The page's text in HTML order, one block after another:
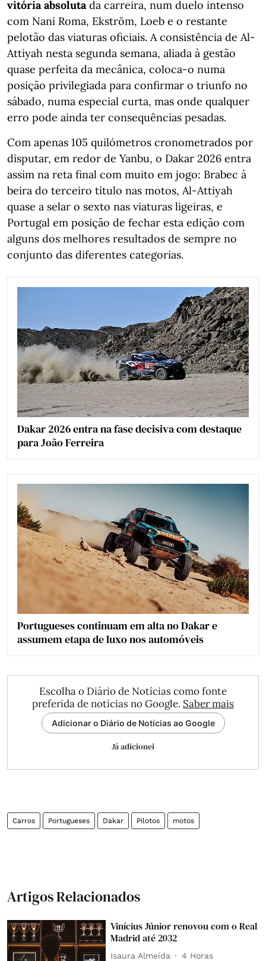
vitória absoluta da carreira, num duelo intenso
com Nani Roma, Ekström, Loeb e o restante
pelotão das viaturas oficiais. A consistência de Al-
Attiyah nesta segunda semana, aliada à gestão
quase perfeita da mecânica, coloca-o numa
posição privilegiada para confirmar o triunfo no
sábado, numa especial curta, mas onde qualquer
erro pode ainda ter consequências pesadas.
Com apenas 105 quilómetros cronometrados por
disputar, em redor de Yanbu, o Dakar 2026 entra
assim na reta final com muito em jogo: Brabec à
beira do terceiro título nas motos, Al-Attiyah
quase a selar o sexto nas viaturas ligeiras, e
Portugal em posição de fechar esta edição com
alguns dos melhores resultados de sempre no
conjunto das diferentes categorias.
Dakar 2026 entra na fase decisiva com destaque
para João Ferreira
Portugueses continuam em alta no Dakar e
assumem etapa de luxo nos automóveis
Escolha o Diário de Notícias como fonte
preferida de notícias no Google. Saber mais
Adicionar o Diário de Notícias ao Google
Já adicionei
Carros Portugueses Dakar Pilotos motos
Artigos Relacionados
Vinícius Júnior renovou com o Real
Madrid até 2032
Isaura Almeida 4 Horas